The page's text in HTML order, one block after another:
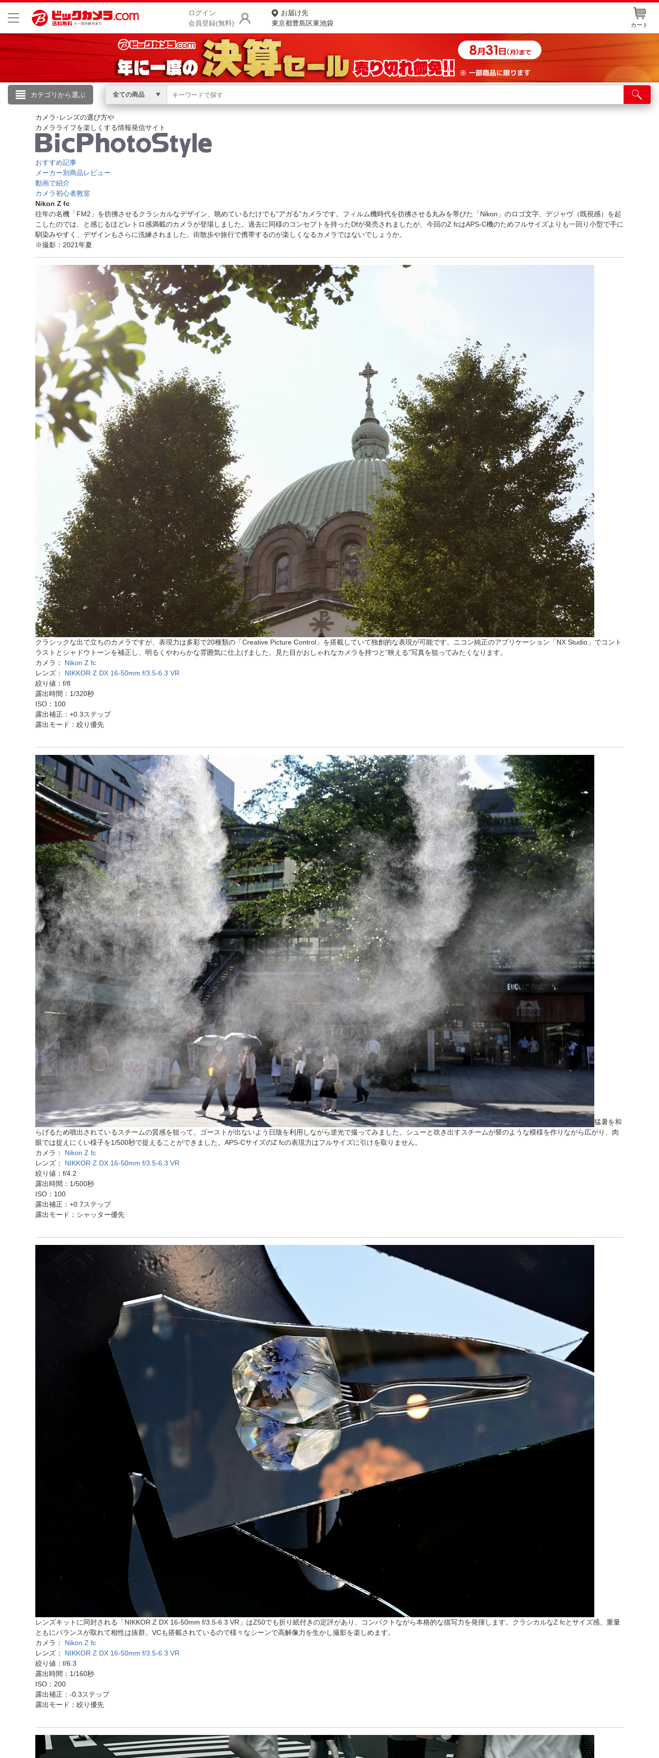
ログイン
会員登録(無料)
お届け先
東京都豊島区東池袋
カート
カテゴリから選ぶ 全ての商品
こんにちは
ログイン
新規会員登録
会員メニュー
お買いもの履歴
閲覧履歴
ほしいもの
お知らせ
商品をさがす
ランキングからさがす
よくある質問・お問合せ
店舗サービス
ネット取り置き
法人窓口
カメラ･レンズの選び方や
カメラライフを楽しくする情報発信サイト
おすすめ記事
メーカー別商品レビュー
動画で紹介
カメラ初心者教室
Nikon Z fc
往年の名機「FM2」を彷彿させるクラシカルなデザイン、眺めているだけでも“アガる”カメラです。フィルム機時代を彷彿させる丸みを帯びた「Nikon」のロゴ文字、デジャヴ（既視感）を起
こしたのでは、と感じるほどレトロ感満載のカメラが登場しました。過去に同様のコンセプトを持ったDfが発売されましたが、今回のZ fcはAPS-C機のためフルサイズよりも一回り小型で手に
馴染みやすく、デザインもさらに洗練されました。街散歩や旅行で携帯するのが楽しくなるカメラではないでしょうか。
※撮影：2021年夏
クラシックな出で立ちのカメラですが、表現力は多彩で20種類の「Creative Picture Control」を搭載していて独創的な表現が可能です。ニコン純正のアプリケーション「NX Studio」でコント
ラストとシャドウトーンを補正し、明るくやわらかな雰囲気に仕上げました。見た目がおしゃれなカメラを持つと“映える”写真を狙ってみたくなります。
カメラ： Nikon Z fc
レンズ： NIKKOR Z DX 16-50mm f/3.5-6.3 VR
絞り値：f/8
露出時間：1/320秒
ISO：100
露出補正：+0.3ステップ
露出モード：絞り優先
猛暑を和
らげるため噴出されているスチームの質感を狙って、ゴーストが出ないよう日陰を利用しながら逆光で撮ってみました。シューと吹き出すスチームが襞のような模様を作りながら広がり、肉
眼では捉えにくい様子を1/500秒で捉えることができました。APS-CサイズのZ fcの表現力はフルサイズに引けを取りません。
カメラ： Nikon Z fc
レンズ： NIKKOR Z DX 16-50mm f/3.5-6.3 VR
絞り値：f/4.2
露出時間：1/500秒
ISO：100
露出補正：+0.7ステップ
露出モード：シャッター優先
レンズキットに同封される「NIKKOR Z DX 16-50mm f/3.5-6.3 VR」はZ50でも折り紙付きの定評があり、コンパクトながら本格的な描写力を発揮します。クラシカルなZ fcとサイズ感、重量
ともにバランスが取れて相性は抜群。VCも搭載されているので様々なシーンで高解像力を生かし撮影を楽しめます。
カメラ： Nikon Z fc
レンズ： NIKKOR Z DX 16-50mm f/3.5-6.3 VR
絞り値：f/6.3
露出時間：1/160秒
ISO：200
露出補正：-0.3ステップ
露出モード：絞り優先